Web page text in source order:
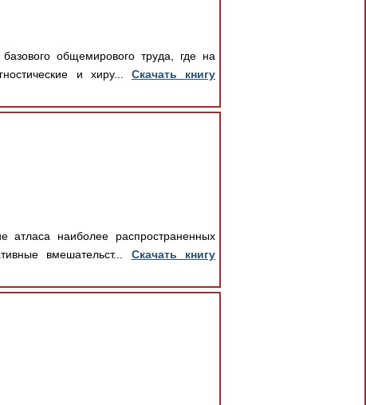
общемирового труда, где на
и хиру... Скачать книгу
атласа наиболее распространенных
вмешательст... Скачать книгу